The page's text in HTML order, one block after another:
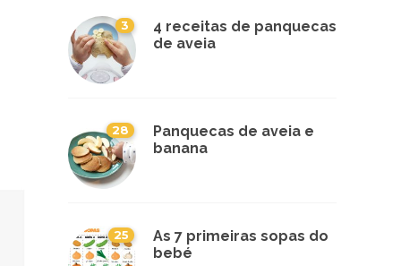
3
4 receitas de panquecas
de aveia
28
Panquecas de aveia e
banana
25
As 7 primeiras sopas do
bebé